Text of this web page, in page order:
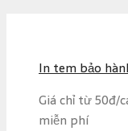
In tem bảo
Giá chỉ từ 50đ/
miễn phí